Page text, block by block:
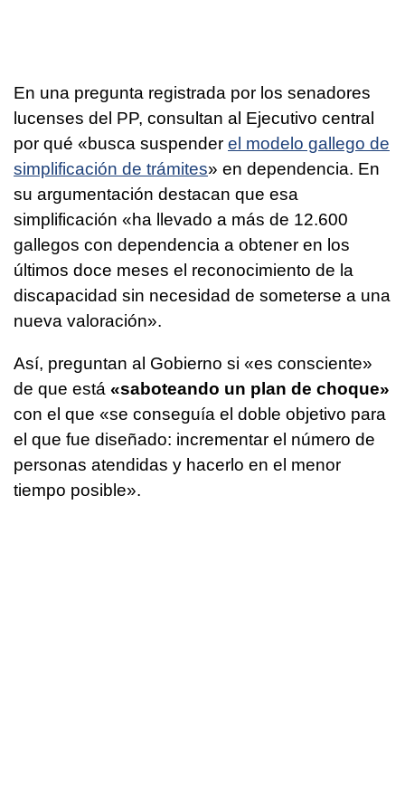
En una pregunta registrada por los senadores
lucenses del PP, consultan al Ejecutivo central
por qué «busca suspender el modelo gallego de
simplificación de trámites» en dependencia. En
su argumentación destacan que esa
simplificación «ha llevado a más de 12.600
gallegos con dependencia a obtener en los
últimos doce meses el reconocimiento de la
discapacidad sin necesidad de someterse a una
nueva valoración».
Así, preguntan al Gobierno si «es consciente»
de que está «saboteando un plan de choque»
con el que «se conseguía el doble objetivo para
el que fue diseñado: incrementar el número de
personas atendidas y hacerlo en el menor
tiempo posible».